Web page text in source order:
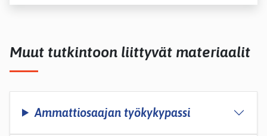
Muut tutkintoon liittyvät materiaalit
Ammattiosaajan työkykypassi